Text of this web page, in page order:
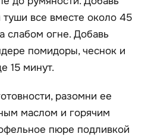
все вместе около 45
слабом огне. Добавь
помидоры, чеснок и
15 минут.
разомни ее
маслом и горячим
пюре подливкой